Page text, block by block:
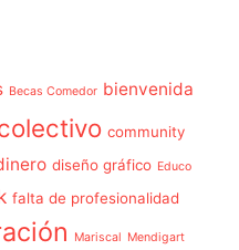
Becas Comedor bienvenida
community
diseño gráfico Educo
falta de profesionalidad
Mariscal Mendigart